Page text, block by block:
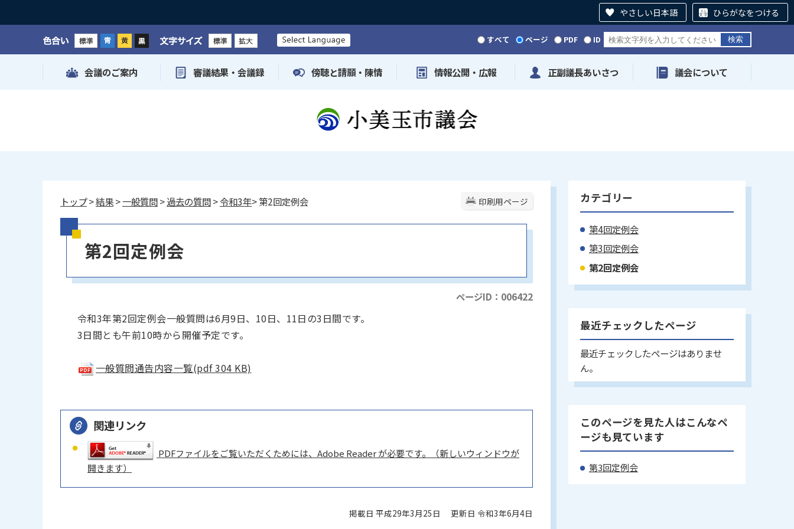
やさしい日本語 ひらがなをつける
色合い 文字サイズ すべて ページ PDF ID
会議のご案内 審議結果・会議録 傍聴と請願・陳情 情報公開・広報 正副議長あいさつ 議会について
印刷用ページ
トップ>結果>一般質問>過去の質問>令和3年> 第2回定例会
第2回定例会
ページID：006422
令和3年第2回定例会一般質問は6月9日、10日、11日の3日間です。
3日間とも午前10時から開催予定です。
一般質問通告内容一覧(pdf 304 KB)
関連リンク
PDFファイルをご覧いただくためには、Adobe Reader が必要です。（新しいウィンドウが
開きます）
掲載日 平成29年3月25日 更新日 令和3年6月4日
カテゴリー
第4回定例会
第3回定例会
第2回定例会
最近チェックしたページ
最近チェックしたページはありませ
ん。
このページを見た人はこんなペ
ージも見ています
第3回定例会